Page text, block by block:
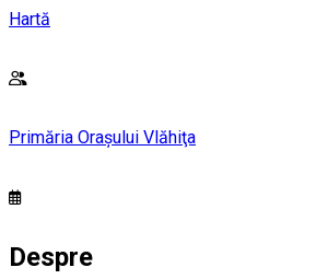
Hartă
Primăria Oraşului Vlăhiţa
Despre